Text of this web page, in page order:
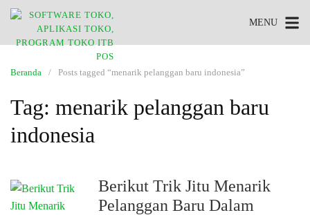
MENU
Beranda Posts tagged “menarik pelanggan baru indonesia”
Tag: menarik pelanggan baru
indonesia
Berikut Trik Jitu Menarik
Pelanggan Baru Dalam